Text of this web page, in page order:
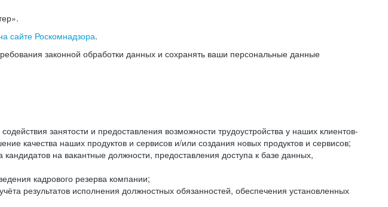
сайте Роскомнадзора.
законной обработки данных и сохранять ваши персональные данные
занятости и предоставления возможности трудоустройства у наших клиентов-
качества наших продуктов и сервисов и/или создания новых продуктов и сервисов;
на вакантные должности, предоставления доступа к базе данных,
кадрового резерва компании;
результатов исполнения должностных обязанностей, обеспечения установленных